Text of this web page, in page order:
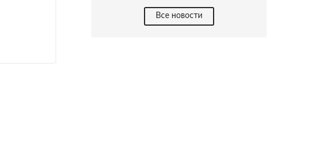
Все новости